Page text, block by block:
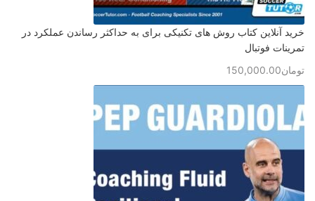
خرید آنلاین کتاب روش های تکنیکی برای به حداکثر رساندن عملکرد در
تمرینات فوتبال
تومان150,000.00